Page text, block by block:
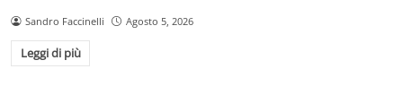
Sandro Faccinelli Agosto 5, 2026
Leggi di più